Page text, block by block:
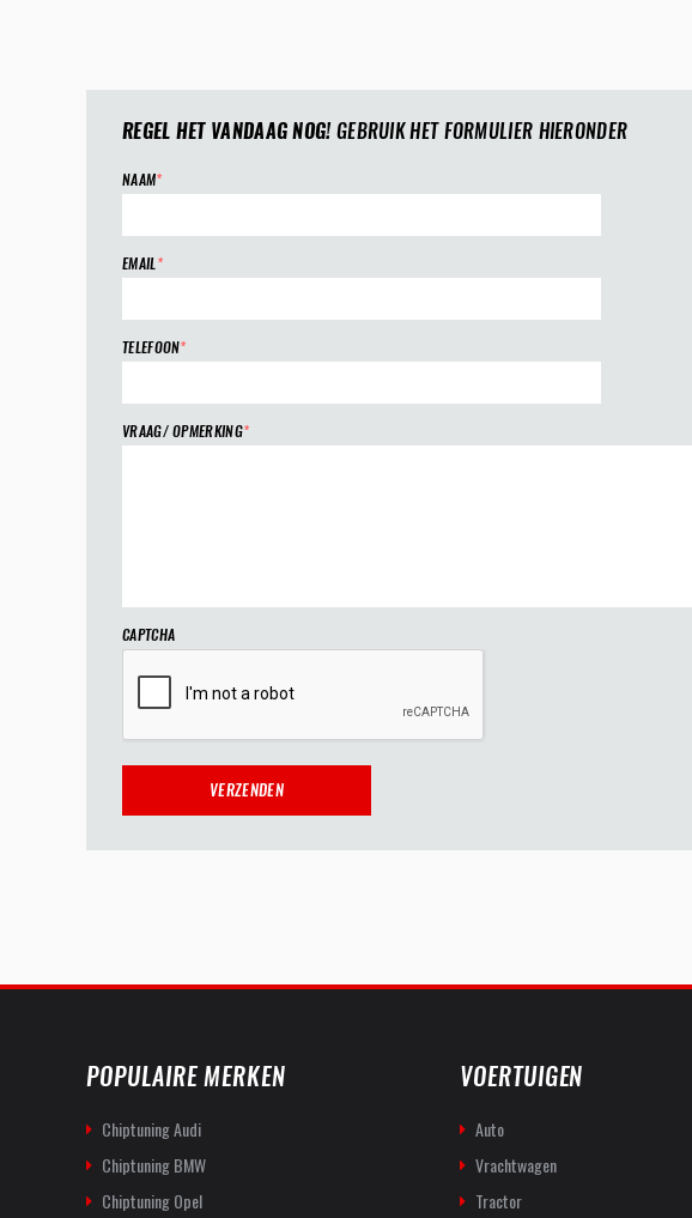
REGEL HET VANDAAG NOG!GEBRUIK HET FORMULIER HIERONDER
NAAM*
EMAIL*
TELEFOON*
VRAAG/ OPMERKING*
CAPTCHA
POPULAIRE MERKEN
Chiptuning Audi
Chiptuning BMW
Chiptuning Opel
VOERTUIGEN
Auto
Vrachtwagen
Tractor